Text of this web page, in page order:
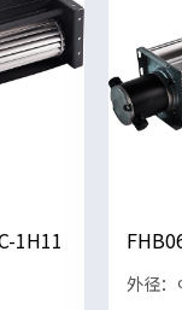
1H11
外径